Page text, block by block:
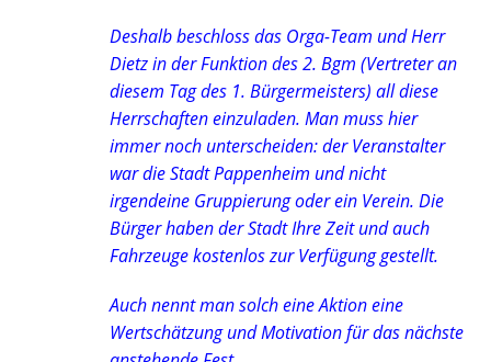
Deshalb beschloss das Orga-Team und Herr
Dietz in der Funktion des 2. Bgm (Vertreter an
diesem Tag des 1. Bürgermeisters) all diese
Herrschaften einzuladen. Man muss hier
immer noch unterscheiden: der Veranstalter
war die Stadt Pappenheim und nicht
irgendeine Gruppierung oder ein Verein. Die
Bürger haben der Stadt Ihre Zeit und auch
Fahrzeuge kostenlos zur Verfügung gestellt.
Auch nennt man solch eine Aktion eine
Wertschätzung und Motivation für das nächste